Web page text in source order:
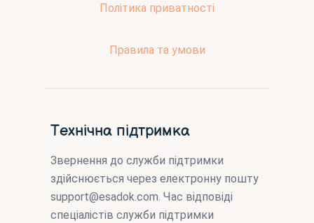
Політика приватності
Правила та умови
Технічна підтримка
Звернення до служби підтримки
здійснюється через електронну пошту
support@esadok.com . Час відповіді
спеціалістів служби підтримки